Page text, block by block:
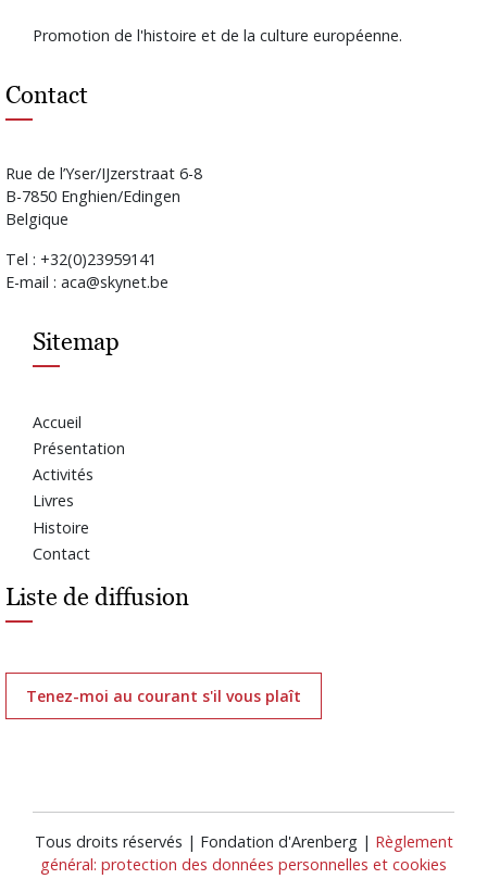
Promotion de l'histoire et de la culture européenne.
Contact
Rue de l’Yser/IJzerstraat 6-8
B-7850 Enghien/Edingen
Belgique
Tel : +32(0)23959141
E-mail : aca@skynet.be
Sitemap
Accueil
Présentation
Activités
Livres
Histoire
Contact
Liste de diffusion
Tenez-moi au courant s'il vous plaît
Tous droits réservés | Fondation d'Arenberg | Règlement
général: protection des données personnelles et cookies